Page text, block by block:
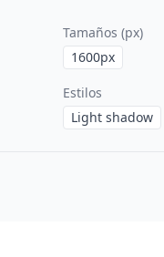
Tamaños (px)
1600px
Estilos
Light shadow